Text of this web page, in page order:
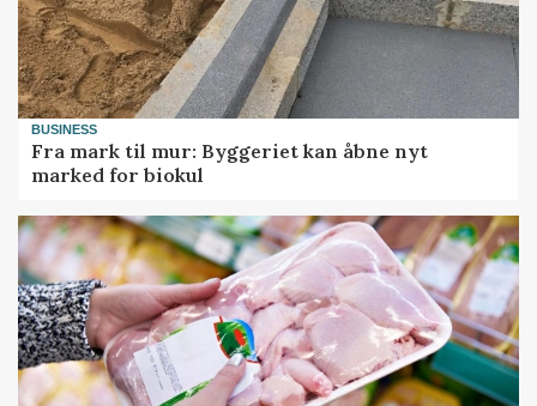
BUSINESS
Fra mark til mur: Byggeriet kan åbne nyt
marked for biokul